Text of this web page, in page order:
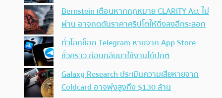
Bernstein เตือนหากกฎหมาย CLARITY Act ไม่
ผ่าน อาจกดดันราคาคริปโตให้ดิ่งลงอีกระลอก
ทั่วโลกช็อก Telegram หายจาก App Store
ชั่วคราว ก่อนกลับมาใช้งานได้ปกติ
Galaxy Research ประเมินความเสียหายจาก
Coldcard อาจพุ่งสูงถึง $130 ล้าน